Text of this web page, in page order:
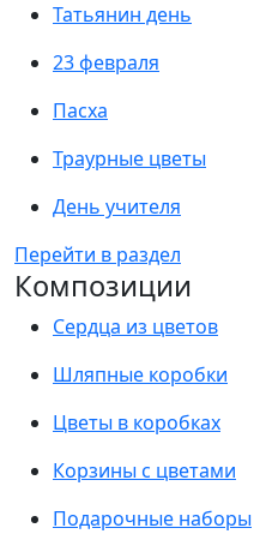
Татьянин день
23 февраля
Пасха
Траурные цветы
День учителя
Перейти в раздел
Композиции
Сердца из цветов
Шляпные коробки
Цветы в коробках
Корзины с цветами
Подарочные наборы